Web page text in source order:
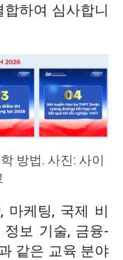
하여 심사합니
방법. 사진: 사이
마케팅, 국제 비
정보 기술, 금융-
같은 교육 분야